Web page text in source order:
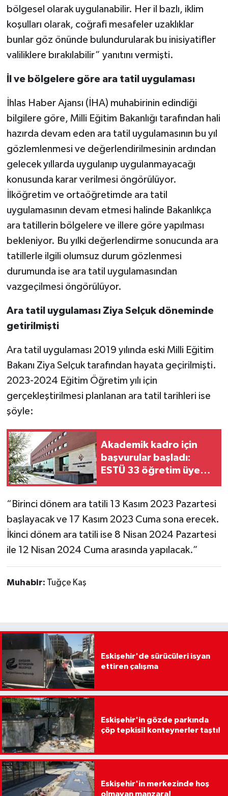
bölgesel olarak uygulanabilir. Her il bazlı, iklim
koşulları olarak, coğrafi mesafeler uzaklıklar
bunlar göz önünde bulundurularak bu inisiyatifler
valiliklere bırakılabilir” yanıtını vermişti.
İl ve bölgelere göre ara tatil uygulaması
İhlas Haber Ajansı (İHA) muhabirinin edindiği
bilgilere göre, Milli Eğitim Bakanlığı tarafından hali
hazırda devam eden ara tatil uygulamasının bu yıl
gözlemlenmesi ve değerlendirilmesinin ardından
gelecek yıllarda uygulanıp uygulanmayacağı
konusunda karar verilmesi öngörülüyor.
İlköğretim ve ortaöğretimde ara tatil
uygulamasının devam etmesi halinde Bakanlıkça
ara tatillerin bölgelere ve illere göre yapılması
bekleniyor. Bu yılki değerlendirme sonucunda ara
tatillerle ilgili olumsuz durum gözlenmesi
durumunda ise ara tatil uygulamasından
vazgeçilmesi öngörülüyor.
Ara tatil uygulaması Ziya Selçuk döneminde
getirilmişti
Ara tatil uygulaması 2019 yılında eski Milli Eğitim
Bakanı Ziya Selçuk tarafından hayata geçirilmişti.
2023-2024 Eğitim Öğretim yılı için
gerçekleştirilmesi planlanan ara tatil tarihleri ise
şöyle:
Akademik kadro için
başvurular başladı:
ESTÜ 33 öğretim üyesi
“Birinci dönem ara tatili 13 Kasım 2023 Pazartesi
başlayacak ve 17 Kasım 2023 Cuma sona erecek.
İkinci dönem ara tatili ise 8 Nisan 2024 Pazartesi
ile 12 Nisan 2024 Cuma arasında yapılacak.”
Muhabir: Tuğçe Kaş
Eskişehir'de sürücüleri isyan
ettiren çalışma
Eskişehir'in gözde parkında
çöp tepkisi! konteynerler taştı!
Eskişehir'in merkezinde hoş
olmayan manzara!